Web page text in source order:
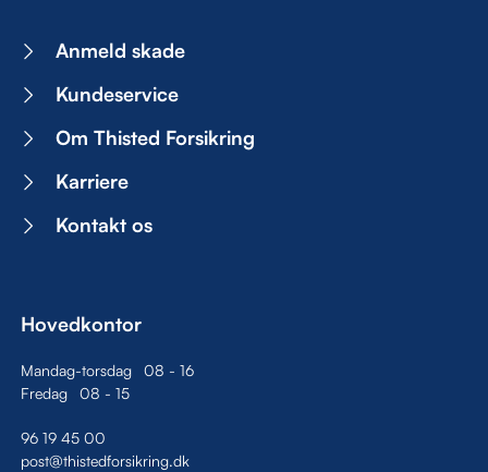
Anmeld skade
Kundeservice
Om Thisted Forsikring
Karriere
Kontakt os
Hovedkontor
Mandag-torsdag 08 - 16
Fredag
08 - 15
96 19 45 00
post@thistedforsikring.dk